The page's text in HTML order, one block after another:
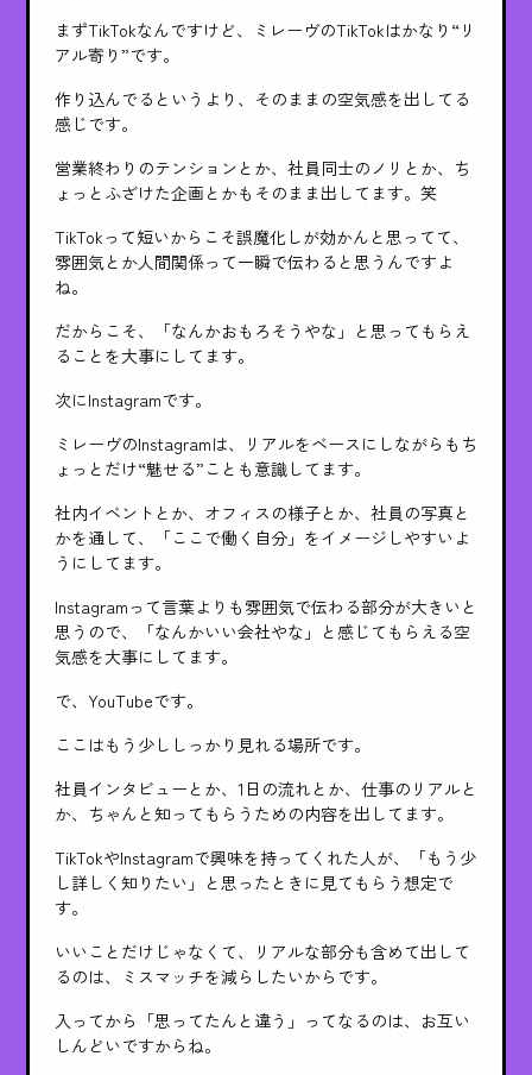
まずTikTokなんですけど、ミレーヴのTikTokはかなり“リ
アル寄り”です。
作り込んでるというより、そのままの空気感を出してる
感じです。
営業終わりのテンションとか、社員同士のノリとか、ち
ょっとふざけた企画とかもそのまま出してます。笑
TikTokって短いからこそ誤魔化しが効かんと思ってて、
雰囲気とか人間関係って一瞬で伝わると思うんですよ
ね。
だからこそ、「なんかおもろそうやな」と思ってもらえ
ることを大事にしてます。
次にInstagramです。
ミレーヴのInstagramは、リアルをベースにしながらもち
ょっとだけ“魅せる”ことも意識してます。
社内イベントとか、オフィスの様子とか、社員の写真と
かを通して、「ここで働く自分」をイメージしやすいよ
うにしてます。
Instagramって言葉よりも雰囲気で伝わる部分が大きいと
思うので、「なんかいい会社やな」と感じてもらえる空
気感を大事にしてます。
で、YouTubeです。
ここはもう少ししっかり見れる場所です。
社員インタビューとか、1日の流れとか、仕事のリアルと
か、ちゃんと知ってもらうための内容を出してます。
TikTokやInstagramで興味を持ってくれた人が、「もう少
し詳しく知りたい」と思ったときに見てもらう想定で
す。
いいことだけじゃなくて、リアルな部分も含めて出して
るのは、ミスマッチを減らしたいからです。
入ってから「思ってたんと違う」ってなるのは、お互い
しんどいですからね。